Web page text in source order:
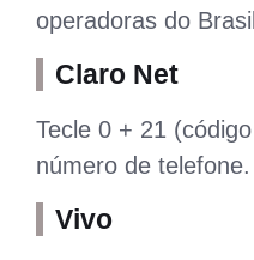
operadoras do
Claro Net
Tecle 0 + 21
número de telefone.
Vivo